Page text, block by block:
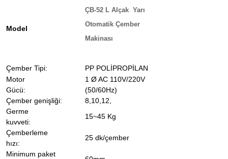
Model
ÇB-52 L Alçak Yarı
Otomatik Çember
Makinası
Çember Tipi:
PP POLİPROPİLAN
Motor
Gücü:
1 Ø AC 110V/220V
(50/60Hz)
Çember genişliği:
8,10,12,
Germe
kuvveti:
15~45 Kg
Çemberleme
hızı:
25 dk/çember
Minimum paket